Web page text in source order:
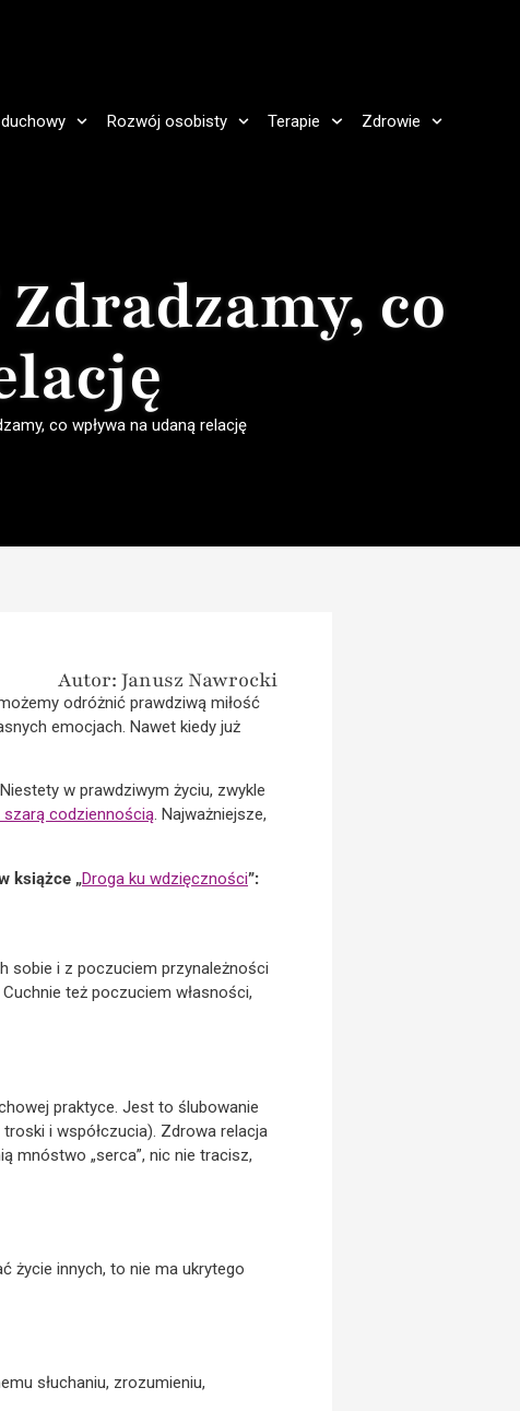
Rozwój osobisty Terapie Zdrowie
co
co wpływa na udaną relację
Autor: Janusz Nawrocki
odróżnić prawdziwą miłość
emocjach. Nawet kiedy już
w prawdziwym życiu, zwykle
codziennością. Najważniejsze,
książce „Droga ku wdzięczności”:
sobie i z poczuciem przynależności
też poczuciem własności,
praktyce. Jest to ślubowanie
i współczucia). Zdrowa relacja
mnóstwo „serca”, nic nie tracisz,
życie innych, to nie ma ukrytego
słuchaniu, zrozumieniu,